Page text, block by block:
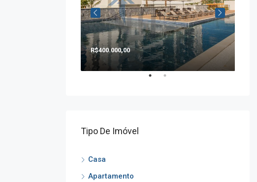
R$400.000,00
Tipo De Imóvel
Casa
Apartamento